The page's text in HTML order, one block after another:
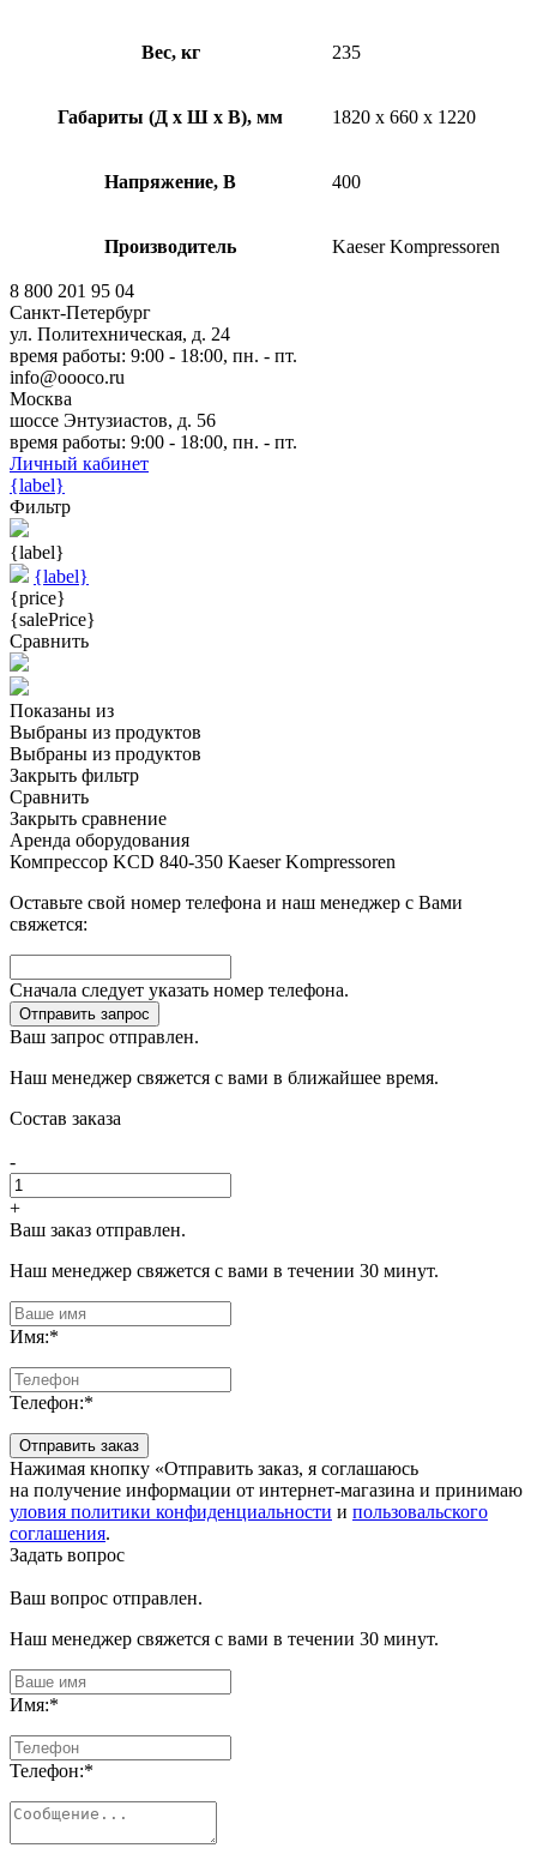
Вес, кг 235
Габариты (Д х Ш х В), мм 1820 x 660 x 1220
Напряжение, В 400
Производитель Kaeser Kompressoren
8 800 201 95 04
Санкт-Петербург
ул. Политехническая, д. 24
время работы: 9:00 - 18:00, пн. - пт.
info@oooco.ru
Москва
шоссе Энтузиастов, д. 56
время работы: 9:00 - 18:00, пн. - пт.
Личный кабинет
{label}
Фильтр
{label}
{label}
{price}
{salePrice}
Сравнить
Показаны из
Выбраны из продуктов
Выбраны из продуктов
Закрыть фильтр
Сравнить
Закрыть сравнение
Аренда оборудования
Компрессор KCD 840-350 Kaeser Kompressoren
Оставьте свой номер телефона и наш менеджер с Вами
свяжется:
Сначала следует указать номер телефона.
Отправить запрос
Ваш запрос отправлен.
Наш менеджер свяжется с вами в ближайшее время.
Состав заказа
-
+
Ваш заказ отправлен.
Наш менеджер свяжется с вами в течении 30 минут.
Имя:*
Телефон:*
Отправить заказ
Нажимая кнопку «Отправить заказ, я соглашаюсь
на получение информации от интернет-магазина и принимаю
уловия политики конфиденциальности и пользовальского
соглашения.
Задать вопрос
Ваш вопрос отправлен.
Наш менеджер свяжется с вами в течении 30 минут.
Имя:*
Телефон:*